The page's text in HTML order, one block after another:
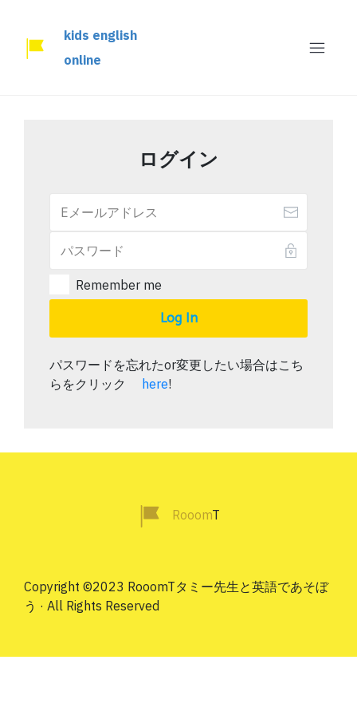
kids english
online
ログイン
Remember me
Log In
パスワードを忘れたor変更したい場合はこち
らをクリック
here!
RooomT
Copyright ©2023 RooomTタミー先生と英語であそぼ
う · All Rights Reserved